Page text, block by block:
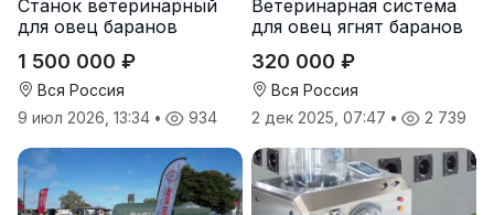
Станок ветеринарный
для овец баранов
1 500 000 ₽
Вся Россия
9 июл 2026, 13:34 • 934
Ветеринарная система
для овец ягнят баранов
320 000 ₽
Вся Россия
2 дек 2025, 07:47 • 2 739